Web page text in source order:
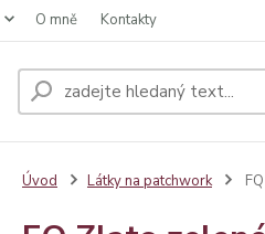
O mně Kontakty
Úvod Látky na patchwork